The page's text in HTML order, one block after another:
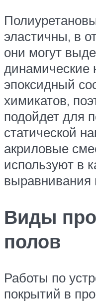
эластичны, в
они могут
динамические
эпоксидный
химикатов,
подойдет для
статической
акриловые
используют в
выравнивания
Виды
полов
Работы по
покрытий в